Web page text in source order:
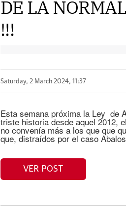
DE LA
!!!
Saturday, 2 March 2024, 11:37
Esta semana próxima la Ley de
triste historia desde aquel 2012,
no convenía más a los que que
que, distraídos por el caso
VER POST